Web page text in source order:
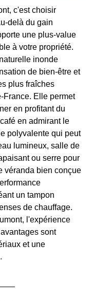
c'est choisir
delà du gain
une plus-value
à votre propriété.
inonde
de bien-être et
plus fraîches
France. Elle permet
en profitant du
en admirant le
polyvalente qui peut
lumineux, salle de
ou serre pour
véranda bien conçue
un tampon
de chauffage.
l'expérience
sont
et une